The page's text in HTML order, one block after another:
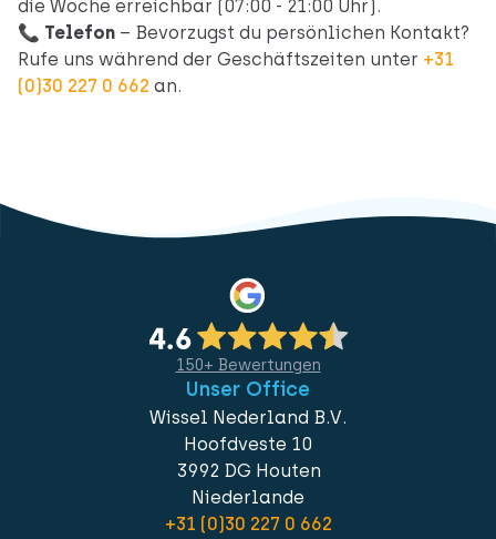
die Woche erreichbar (07:00 - 21:00 Uhr).
📞 Telefon – Bevorzugst du persönlichen Kontakt?
Rufe uns während der Geschäftszeiten unter +31
(0)30 227 0 662 an.
150+ Bewertungen
Unser Office
Wissel Nederland B.V.
Hoofdveste 10
3992 DG Houten
Niederlande
+31 (0)30 227 0 662